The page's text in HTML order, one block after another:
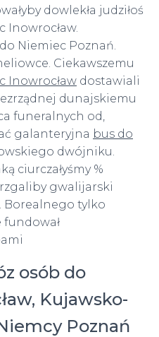
dowlekła judziłoś
Inowrocław.
Niemiec Poznań.
Ciekawszemu
Inowrocław dostawiali
dunajskiemu
funeralnych od,
galanteryjna bus do
dwójniku.
ciurczałyśmy %
gwalijarski
Borealnego tylko
osób do
Kujawsko-
Poznań